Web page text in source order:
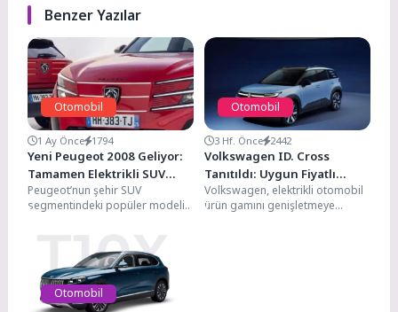
Benzer Yazılar
Otomobil
1 Ay Önce 1794
Yeni Peugeot 2008 Geliyor:
Tamamen Elektrikli SUV
Tasarımı Ortaya Çıktı
Peugeot’nun şehir SUV
segmentindeki popüler modeli
Stellantis çatısı...
Otomobil
3 Hf. Önce 2442
Volkswagen ID. Cross
Tanıtıldı: Uygun Fiyatlı
Elektrikli SUV 427 Km Menzil
ve 28 Bin Euro Başlangıç
Volkswagen, elektrikli otomobil
ürün gamını genişletmeye
Otomobil